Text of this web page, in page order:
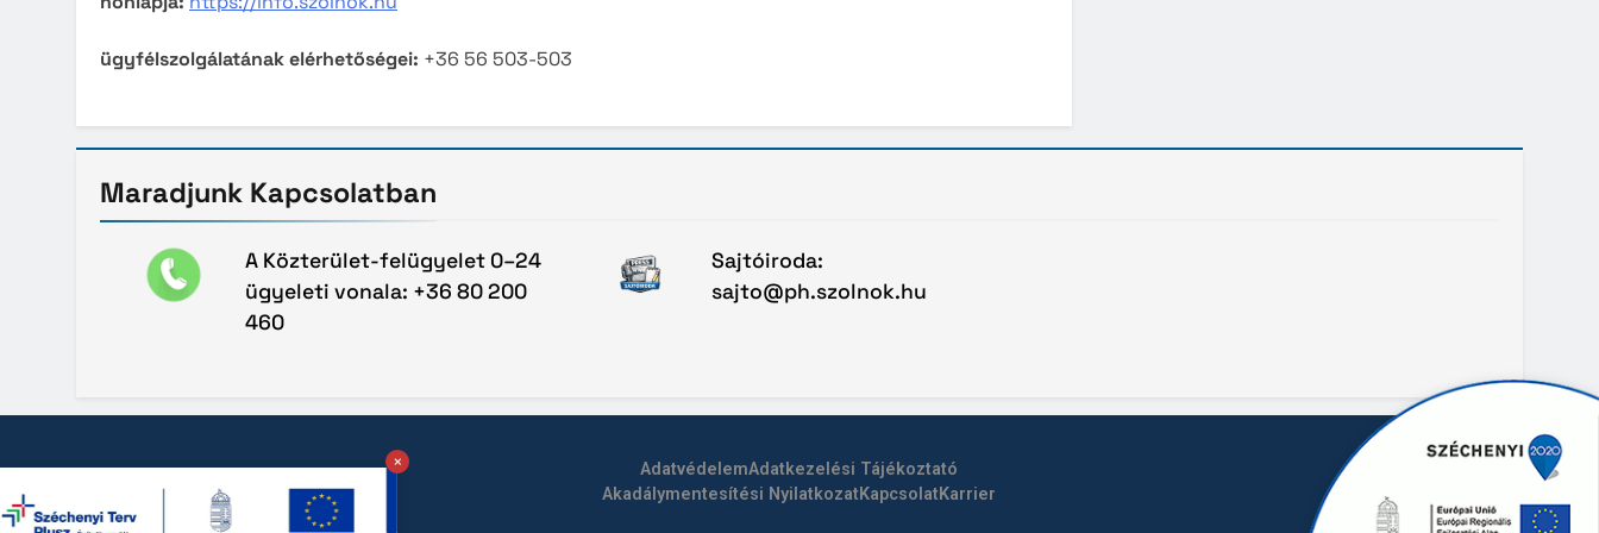
ügyfélszolgálatának elérhetőségei: +36 56 503-503
Maradjunk Kapcsolatban
A Közterület-felügyelet 0–24
ügyeleti vonala: +36 80 200
460
Sajtóiroda:
sajto@ph.szolnok.hu
AdatvédelemAdatkezelési Tájékoztató
Akadálymentesítési NyilatkozatKapcsolatKarrier
×